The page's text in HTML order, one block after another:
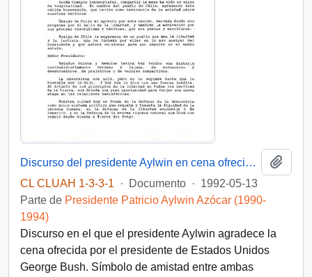
Discurso del presidente Aylwin en cena ofrecida por el presidente de Estados Unidos, D. George Bush
CL CLUAH 1-3-3-1
· Documento · 1992-05-13
Parte de Presidente Patricio Aylwin Azócar (1990-
1994)
Discurso en el que el presidente Aylwin agradece la
cena ofrecida por el presidente de Estados Unidos
George Bush. Símbolo de amistad entre ambas